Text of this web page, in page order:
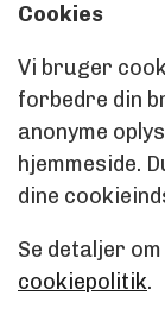
Cookies
Vi bruger
forbedre din
anonyme
hjemmeside.
dine
Se detaljer
cookiepolitik.